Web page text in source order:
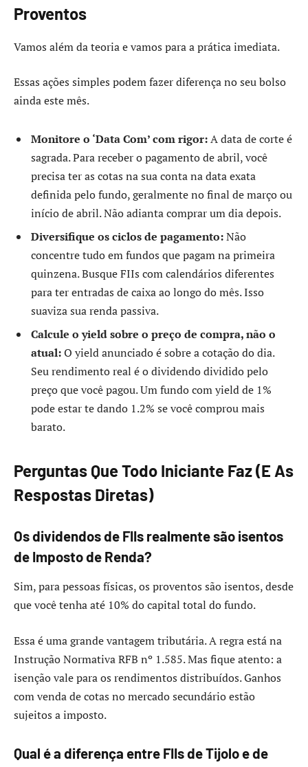
Proventos
Vamos além da teoria e vamos para a prática imediata.
Essas ações simples podem fazer diferença no seu bolso
ainda este mês.
Monitore o ‘Data Com’ com rigor:A data de corte é
sagrada. Para receber o pagamento de abril, você
precisa ter as cotas na sua conta na data exata
definida pelo fundo, geralmente no final de março ou
início de abril. Não adianta comprar um dia depois.
Diversifique os ciclos de pagamento:Não
concentre tudo em fundos que pagam na primeira
quinzena. Busque FIIs com calendários diferentes
para ter entradas de caixa ao longo do mês. Isso
suaviza sua renda passiva.
Calcule o yield sobre o preço de compra, não o
atual:O yield anunciado é sobre a cotação do dia.
Seu rendimento real é o dividendo dividido pelo
preço que você pagou. Um fundo com yield de 1%
pode estar te dando 1.2% se você comprou mais
barato.
Perguntas Que Todo Iniciante Faz (E As
Respostas Diretas)
Os dividendos de FIIs realmente são isentos
de Imposto de Renda?
Sim, para pessoas físicas, os proventos são isentos, desde
que você tenha até 10% do capital total do fundo.
Essa é uma grande vantagem tributária. A regra está na
Instrução Normativa RFB nº 1.585. Mas fique atento: a
isenção vale para os rendimentos distribuídos. Ganhos
com venda de cotas no mercado secundário estão
sujeitos a imposto.
Qual é a diferença entre FIIs de Tijolo e de